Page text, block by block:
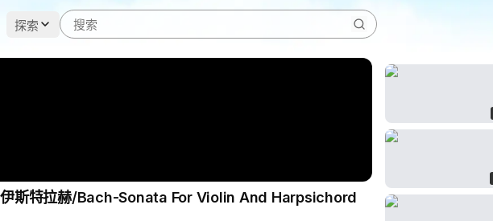
探索
伊斯特拉赫/Bach-Sonata For Violin And Harpsichord